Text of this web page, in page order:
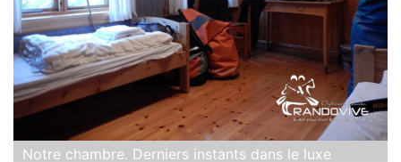
Notre chambre. Derniers instants dans le luxe